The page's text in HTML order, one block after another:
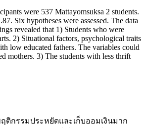
were 537 Mattayomsuksa 2 students.
Six hypotheses were assessed. The data
revealed that 1) Students who were
2) Situational factors, psychological traits
low educated fathers. The variables could
mothers. 3) The students with less thrift
ติกรรมประหยัดและเก็บออมเงินมาก